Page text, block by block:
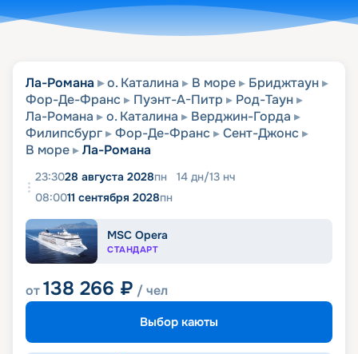
Ла-Романа о. Каталина В море
Бриджтаун
Фор-Де-Франс
Пуэнт-А-Питр
Род-Таун
Ла-Романа
о. Каталина
Верджин-Горда
Филипсбург
Фор-Де-Франс
Сент-Джонс
В море
Ла-Романа
23:3028 августа 2028пн 14 дн/13 нч
08:0011 сентября 2028пн
MSC Opera
СТАНДАРТ
от138 266 ₽ / чел
Выбор каюты